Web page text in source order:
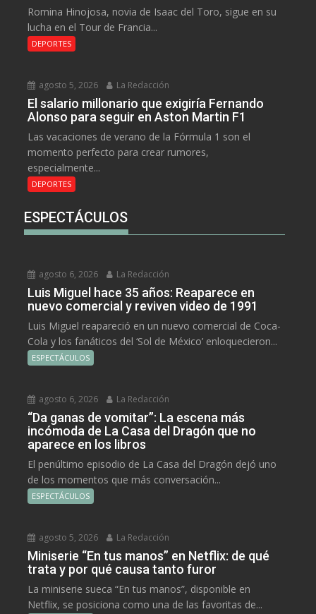
Romina Hinojosa, novia de Isaac del Toro, sigue en su
lucha en el Tour de Francia...
DEPORTES
agosto 5, 2026 La Redacción
El salario millonario que exigiría Fernando
Alonso para seguir en Aston Martin F1
Las vacaciones de verano de la Fórmula 1 son el
momento perfecto para crear rumores,
especialmente...
DEPORTES
ESPECTÁCULOS
agosto 6, 2026 La Redacción
Luis Miguel hace 35 años: Reaparece en
nuevo comercial y reviven video de 1991
Luis Miguel reapareció en un nuevo comercial de Coca-
Cola y los fanáticos del ‘Sol de México’ enloquecieron...
ESPECTÁCULOS
agosto 6, 2026 La Redacción
“Da ganas de vomitar”: La escena más
incómoda de La Casa del Dragón que no
aparece en los libros
El penúltimo episodio de La Casa del Dragón dejó uno
de los momentos que más conversación...
ESPECTÁCULOS
agosto 5, 2026 La Redacción
Miniserie “En tus manos” en Netflix: de qué
trata y por qué causa tanto furor
La miniserie sueca “En tus manos”, disponible en
Netflix, se posiciona como una de las favoritas de...